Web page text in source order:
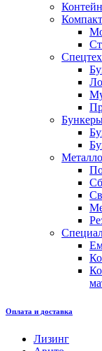
Оплата и доставка
Лизинг